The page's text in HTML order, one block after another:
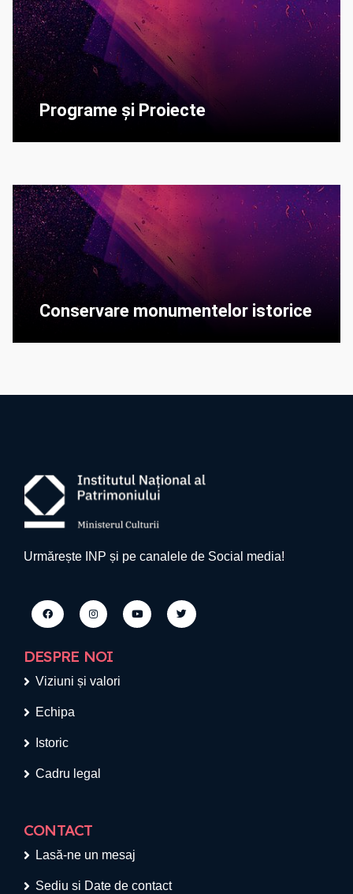
Programe și Proiecte
Conservare monumentelor istorice
Urmărește INP și pe canalele de Social media!
DESPRE NOI
Viziuni și valori
Echipa
Istoric
Cadru legal
CONTACT
Lasă-ne un mesaj
Sediu si Date de contact